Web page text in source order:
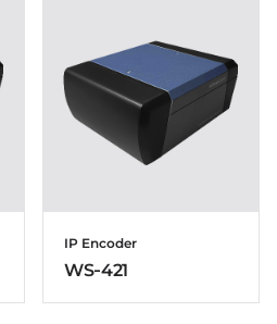
IP Encoder
WS-421